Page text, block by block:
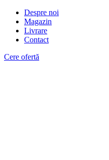
Despre noi
Magazin
Livrare
Contact
Cere ofertă